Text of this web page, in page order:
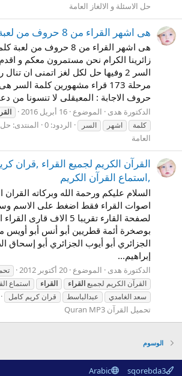
حل الاسئلة و الالغاز العامة
هى اشهر القراء من 8 حروف من لعبة كلمة السر 2
زائرينا الكرام نحن مستمرون معكم و
السر 2 وفيها حل لكل لغز اتمنى ان
حروف الاجابة : المعيقلى لا تنسونا من
الدكتورة هدى الموضوع 16 أبريل 2016
كلمة
اشهر السر الردود: 0 المنتدى: حل
العامة
القرآن الكريم لجميع القراء ,قران
,استماع القرآن الكريم
السلام عليكم ورحمة الله وبركاته القران
اصوات القراء فقط اضغط على الاسم
لصفحة القارء تقريبا 5 الاف
بوصخرة أئمة قطريين أبو أنس أبو أويس
الجزائري أبو أيوب الجزائري أبو إسحاق
إبراهيم...
الدكتورة هدى الموضوع 20 أكتوبر 2012
القرآن الكريم لجميعالقراء القراء استماع
سعد الغامدي
عبدالباسط قران كريم كامل
تحميل القرآن Quran MP3
الوسوم
sqorebda3
Arabic